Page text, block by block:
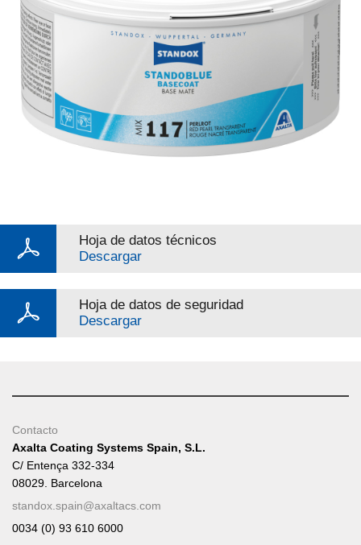
Hoja de datos técnicos
Descargar
Hoja de datos de seguridad
Descargar
Contacto
Axalta Coating Systems Spain, S.L.
C/ Entença 332-334
08029. Barcelona
standox.spain@axaltacs.com
0034 (0) 93 610 6000